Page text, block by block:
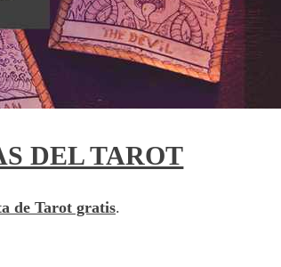
DEL TAROT
de Tarot gratis.